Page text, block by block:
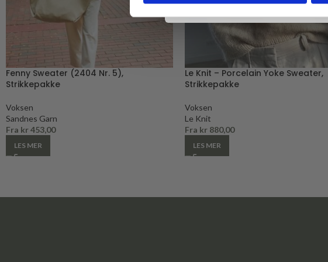
Fenny Sweater (2404 Nr. 5),
Strikkepakke
Voksen
Sandnes Garn
Fra kr453,00
LES MER
Le Knit – Porcelain Yoke Sweater,
Strikkepakke
Voksen
Le Knit
Fra kr880,00
LES MER